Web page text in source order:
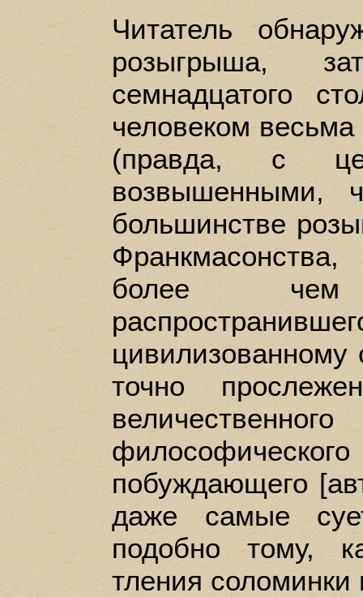
Читатель
розыгрыша,
семнадцатого
человеком
(правда, с
возвышенными,
большинстве
более
цивилизованному
точно
побуждающего
даже самые
подобно тому,
тления